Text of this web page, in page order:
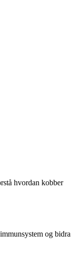
hvordan kobber
og bidra